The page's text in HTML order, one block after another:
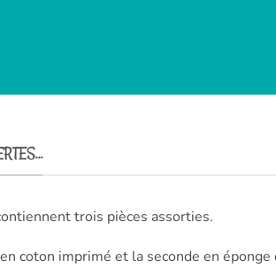
trois pièces assorties.
coton imprimé et la seconde en